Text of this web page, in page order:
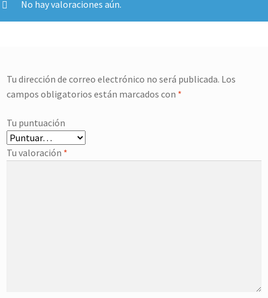
No hay valoraciones aún.
Tu dirección de correo electrónico no será publicada. Los
campos obligatorios están marcados con *
Tu puntuación
Tu valoración *